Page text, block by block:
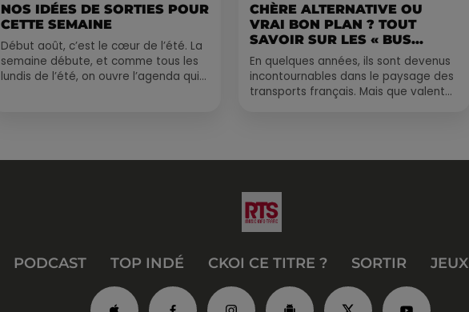
NOS IDÉES DE SORTIES POUR
CETTE SEMAINE
Début août, c’est le cœur de l’été. La
semaine débute, et comme tous les
lundis de l’été, on ouvre l’agenda qui
CHÈRE ALTERNATIVE OU
VRAI BON PLAN ? TOUT
SAVOIR SUR LES « BUS...
En quelques années, ils sont devenus
incontournables dans le paysage des
transports français. Mais que valent
PODCAST TOP INDÉ CKOI CE TITRE ? SORTIR JEUX